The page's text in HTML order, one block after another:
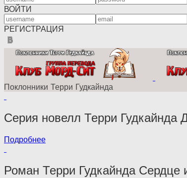
ВОЙТИ
РЕГИСТРАЦИЯ
Поклонники Терри Гудкайнда
Серия новелл Терри Гудкайнда
Подробнее
Роман Терри Гудкайнда Сердце